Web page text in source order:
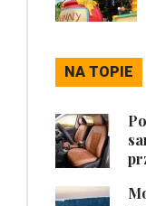
NA TOPIE